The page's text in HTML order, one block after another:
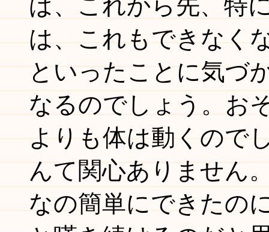
ば、これから先、特
は、これもできなく
といったことに気づ
なるのでしょう。お
よりも体は動くので
んて関心ありません
なの簡単にできたの